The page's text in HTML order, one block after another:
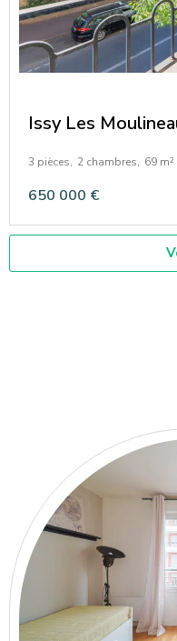
Issy Les
3 pièces, 2 chambres, 69 m²
650 000 €